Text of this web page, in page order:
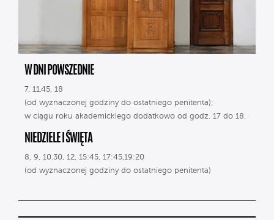
W DNI POWSZEDNIE
7, 11.45, 18
(od wyznaczonej godziny do ostatniego penitenta);
w ciągu roku akademickiego dodatkowo od godz. 17 do 18.
NIEDZIELE I ŚWIĘTA
8, 9, 10.30, 12, 15:45, 17:45,19:20
(od wyznaczonej godziny do ostatniego penitenta)